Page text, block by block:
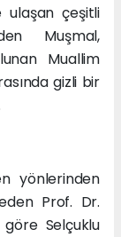
ulaşan çeşitli
Muşmal,
Muallim
gizli bir
yönlerinden
Prof. Dr.
Selçuklu